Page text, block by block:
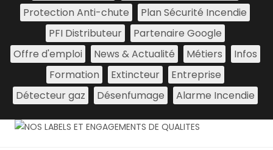
Protection Anti-chute
Plan Sécurité Incendie
PFI Distributeur
Partenaire Google
Offre d'emploi
News & Actualité Métiers
Infos
Formation
Extincteur
Entreprise
Détecteur gaz
Désenfumage Alarme Incendie